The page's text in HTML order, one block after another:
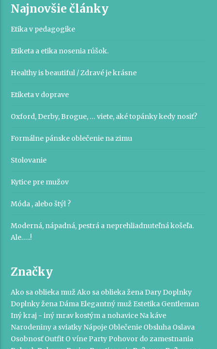
Najnovšie články
Etika v pedagogike
Etiketa a etika nosenia rúšok.
Healthy is beautiful / Zdravé je krásne
Etiketa v doprave
Oxford, Derby, Brogue, … viete, aké topánky kedy nosiť?
Formálne pánske oblečenie na zimu
Stolovanie
Kytice pre mužov
Móda , alebo štýl ?
Moderná, nápadná, pestrá a neprehliadnuteľná košeľa.
Ale…..!
Značky
Ako sa oblieka muž Ako sa oblieka ženaDaryDoplnky
Doplnky ženaDáma Elegantný muž Estetika Gentleman
Iný kraj - iný mravkostým a nohavice Na káve
Narodeniny a sviatky Nápoje Oblečenie Obsluha Oslava
OsobnosťOutfit O víne Party Pohovor do zamestnania